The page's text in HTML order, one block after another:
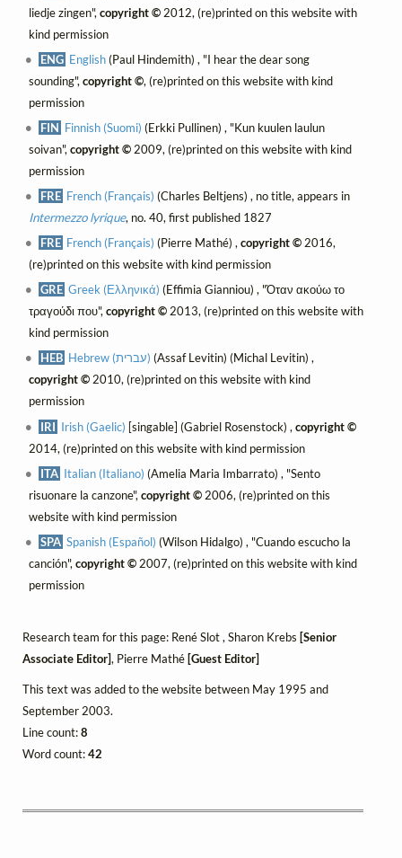
liedje zingen",copyright ©2012, (re)printed on this website with
kind permission
ENG English(Paul Hindemith) , "I hear the dear song
sounding",copyright ©, (re)printed on this website with kind
permission
FIN Finnish (Suomi) (Erkki Pullinen) , "Kun kuulen laulun
soivan",copyright ©2009, (re)printed on this website with kind
permission
FRE French (Français) (Charles Beltjens) , no title, appears in
Intermezzo lyrique, no. 40, first published 1827
FRE French (Français) (Pierre Mathé) ,copyright ©2016,
(re)printed on this website with kind permission
GRE Greek (Ελληνικά) (Effimia Gianniou) , "Όταν ακούω το
τραγούδι που",copyright ©2013, (re)printed on this website with
kind permission
HEB
Hebrew (עברית) (Assaf Levitin) (Michal Levitin) ,
copyright ©2010, (re)printed on this website with kind
permission
IRI Irish (Gaelic) [singable] (Gabriel Rosenstock) ,copyright ©
2014, (re)printed on this website with kind permission
ITA Italian (Italiano) (Amelia Maria Imbarrato) , "Sento
risuonare la canzone", copyright ©2006, (re)printed on this
website with kind permission
SPA Spanish (Español) (Wilson Hidalgo) , "Cuando escucho la
canción", copyright ©2007, (re)printed on this website with kind
permission
Research team for this page: René Slot , Sharon Krebs [Senior
Associate Editor], Pierre Mathé [Guest Editor]
This text was added to the website between May 1995 and
September 2003.
Line count:8
Word count:42